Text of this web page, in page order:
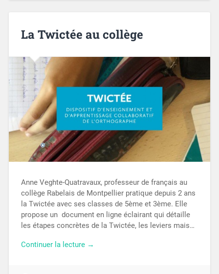
La Twictée au collège
Anne Veghte-Quatravaux, professeur de français au
collège Rabelais de Montpellier pratique depuis 2 ans
la Twictée avec ses classes de 5ème et 3ème. Elle
propose un document en ligne éclairant qui détaille
les étapes concrètes de la Twictée, les leviers mais…
Continuer la lecture →